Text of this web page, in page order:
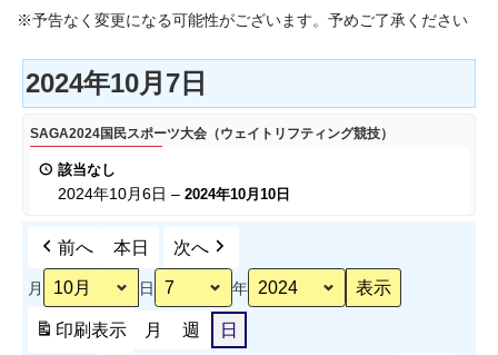
※予告なく変更になる可能性がございます。予めご了承ください
2024年10月7日
SAGA2024
国
大
SAGA2024国民スポーツ大会（ウェイトリフティング競技）
該当なし
2024年10月6日 – 2024年10月10日
前へ 本日 次へ
月 日 年
印刷表示 月 週 日